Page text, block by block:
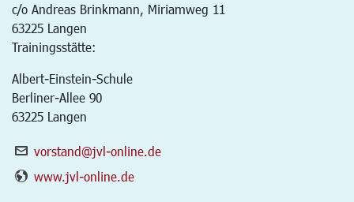
c/o Andreas Brinkmann, Miriamweg 11
63225 Langen
Trainingsstätte:
Albert-Einstein-Schule
Berliner-Allee 90
63225 Langen
vorstand@jvl-online.de
www.jvl-online.de